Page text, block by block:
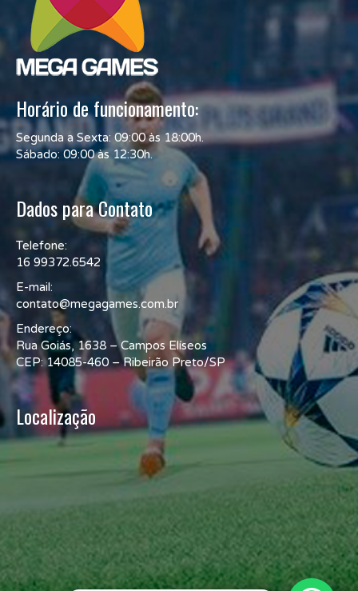
Horário de funcionamento:
Segunda a Sexta: 09:00 às 18:00h.
Sábado: 09:00 às 12:30h.
Dados para Contato
Telefone:
16 99372.6542
E-mail:
contato@megagames.com.br
Endereço:
Rua Goiás, 1638 – Campos Elíseos
CEP: 14085-460 – Ribeirão Preto/SP
Localização